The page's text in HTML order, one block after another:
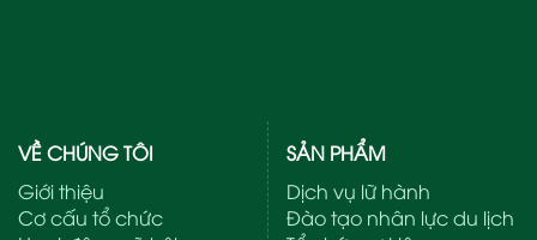
VỀ CHÚNG TÔI
Giới thiệu
Cơ cấu tổ chức
SẢN PHẨM
Dịch vụ lữ hành
Đào tạo nhân lực du lịch